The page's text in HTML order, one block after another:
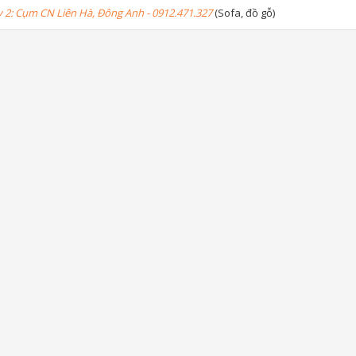
2: Cụm CN Liên Hà, Đông Anh - 0912.471.327(Sofa, đồ gỗ)